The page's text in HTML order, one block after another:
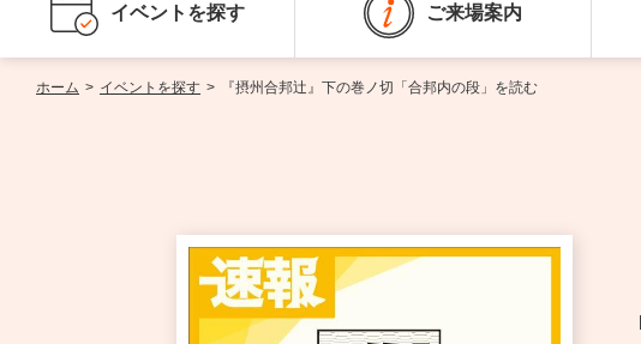
イベントを探す ご来場案内
ホーム > イベントを探す > 『摂州合邦辻』下の巻ノ切「合邦内の段」を読む